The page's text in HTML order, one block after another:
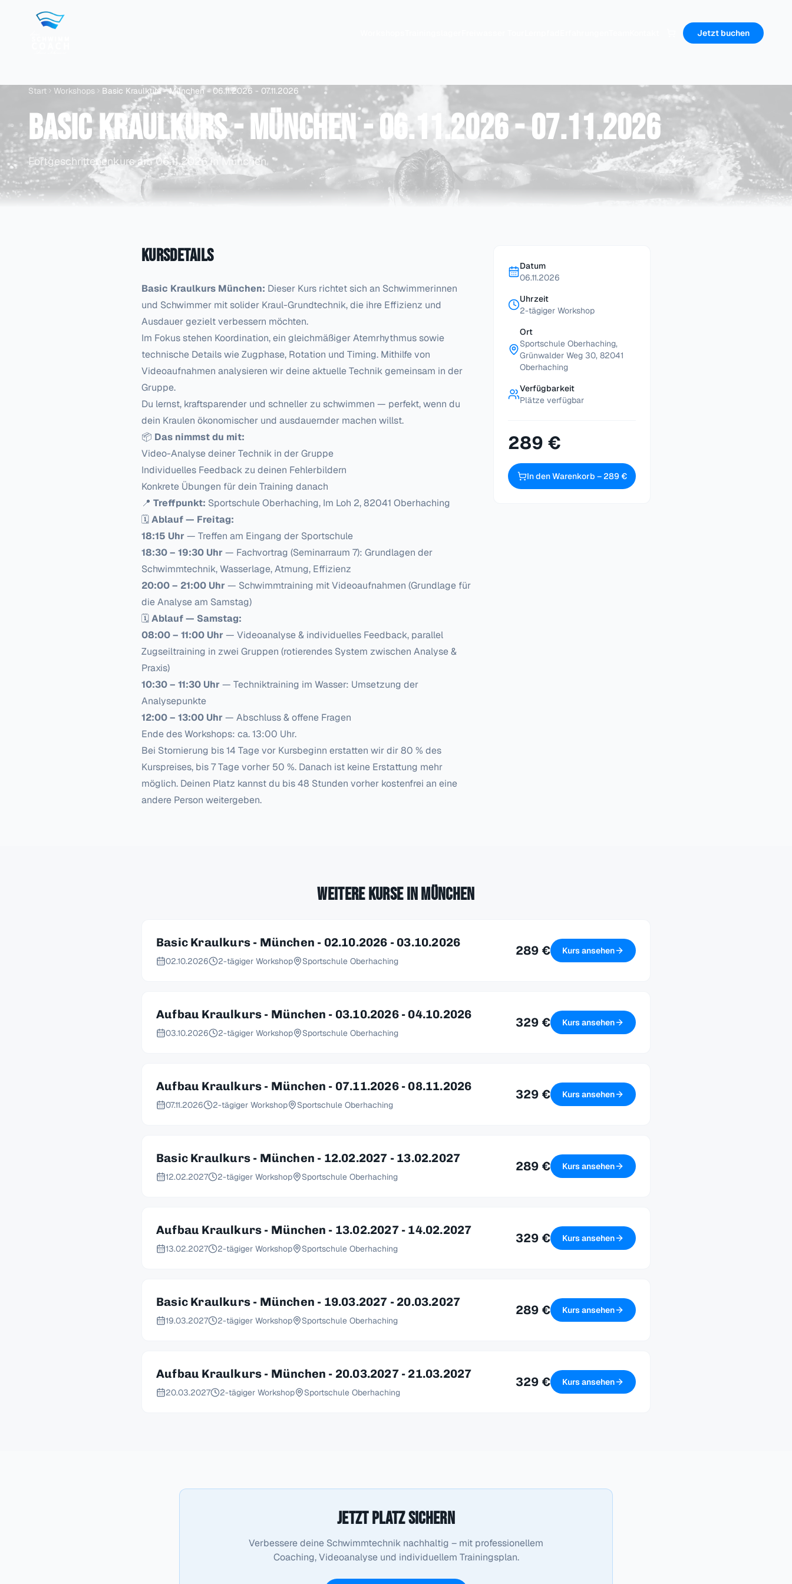
Jetzt buchen
Start Workshops Basic Kraulkurs - München - 06.11.2026 - 07.11.2026
Basic Kraulkurs - München - 06.11.2026 - 07.11.2026
Fortgeschrittenenkursam 06.11.2026in München
Kursdetails
Basic Kraulkurs München: Dieser Kurs richtet sich an Schwimmerinnen
und Schwimmer mit solider Kraul-Grundtechnik, die ihre Effizienz und
Ausdauer gezielt verbessern möchten.
Im Fokus stehen Koordination, ein gleichmäßiger Atemrhythmus sowie
technische Details wie Zugphase, Rotation und Timing. Mithilfe von
Videoaufnahmen analysieren wir deine aktuelle Technik gemeinsam in der
Gruppe.
Du lernst, kraftsparender und schneller zu schwimmen — perfekt, wenn du
dein Kraulen ökonomischer und ausdauernder machen willst.
📦 Das nimmst du mit:
Video-Analyse deiner Technik in der Gruppe
Individuelles Feedback zu deinen Fehlerbildern
Konkrete Übungen für dein Training danach
📍 Treffpunkt: Sportschule Oberhaching, Im Loh 2, 82041 Oberhaching
🗓Ablauf — Freitag:
18:15 Uhr— Treffen am Eingang der Sportschule
18:30 – 19:30 Uhr— Fachvortrag (Seminarraum 7): Grundlagen der
Schwimmtechnik, Wasserlage, Atmung, Effizienz
20:00 – 21:00 Uhr— Schwimmtraining mit Videoaufnahmen (Grundlage für
die Analyse am Samstag)
🗓Ablauf — Samstag:
08:00 – 11:00 Uhr— Videoanalyse & individuelles Feedback, parallel
Zugseiltraining in zwei Gruppen (rotierendes System zwischen Analyse &
Praxis)
10:30 – 11:30 Uhr— Techniktraining im Wasser: Umsetzung der
Analysepunkte
12:00 – 13:00 Uhr— Abschluss & offene Fragen
Ende des Workshops: ca. 13:00 Uhr.
Bei Stornierung bis 14 Tage vor Kursbeginn erstatten wir dir 80 % des
Kurspreises, bis 7 Tage vorher 50 %. Danach ist keine Erstattung mehr
möglich. Deinen Platz kannst du bis 48 Stunden vorher kostenfrei an eine
andere Person weitergeben.
Datum
06.11.2026
Uhrzeit
2-tägiger Workshop
Ort
Sportschule Oberhaching,
Grünwalder Weg 30, 82041
Oberhaching
Verfügbarkeit
Plätze verfügbar
289 €
In den Warenkorb –289 €
Weitere Kurse in München
Basic Kraulkurs - München - 02.10.2026 - 03.10.2026
02.10.2026 2-tägiger Workshop Sportschule Oberhaching
289 € Kurs ansehen
Aufbau Kraulkurs - München - 03.10.2026 - 04.10.2026
03.10.2026 2-tägiger Workshop Sportschule Oberhaching
329 € Kurs ansehen
Aufbau Kraulkurs - München - 07.11.2026 - 08.11.2026
07.11.2026 2-tägiger Workshop Sportschule Oberhaching
329 € Kurs ansehen
Basic Kraulkurs - München - 12.02.2027 - 13.02.2027
12.02.2027 2-tägiger Workshop Sportschule Oberhaching
289 € Kurs ansehen
Aufbau Kraulkurs - München - 13.02.2027 - 14.02.2027
13.02.2027 2-tägiger Workshop Sportschule Oberhaching
329 € Kurs ansehen
Basic Kraulkurs - München - 19.03.2027 - 20.03.2027
19.03.2027 2-tägiger Workshop Sportschule Oberhaching
289 € Kurs ansehen
Aufbau Kraulkurs - München - 20.03.2027 - 21.03.2027
20.03.2027 2-tägiger Workshop Sportschule Oberhaching
329 € Kurs ansehen
Jetzt Platz sichern
Verbessere deine Schwimmtechnik nachhaltig – mit professionellem
Coaching, Videoanalyse und individuellem Trainingsplan.